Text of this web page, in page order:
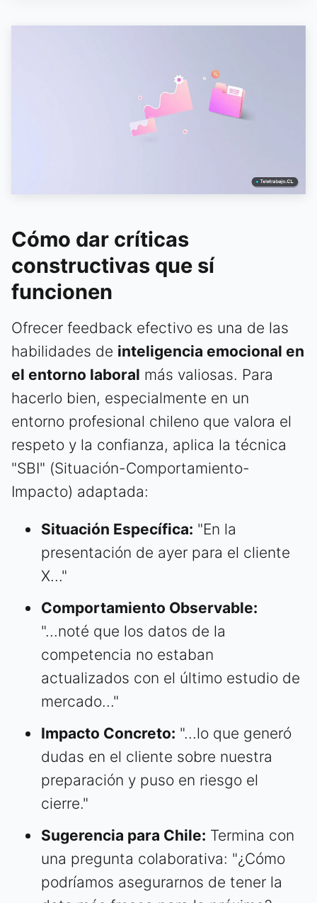
Cómo dar críticas
constructivas que sí
funcionen
Ofrecer feedback efectivo es una de las
habilidades de inteligencia emocional en
el entorno laboral más valiosas. Para
hacerlo bien, especialmente en un
entorno profesional chileno que valora el
respeto y la confianza, aplica la técnica
"SBI" (Situación-Comportamiento-
Impacto) adaptada:
Situación Específica: "En la
presentación de ayer para el cliente
X..."
Comportamiento Observable:
"...noté que los datos de la
competencia no estaban
actualizados con el último estudio de
mercado..."
Impacto Concreto: "...lo que generó
dudas en el cliente sobre nuestra
preparación y puso en riesgo el
cierre."
Sugerencia para Chile: Termina con
una pregunta colaborativa: "¿Cómo
podríamos asegurarnos de tener la